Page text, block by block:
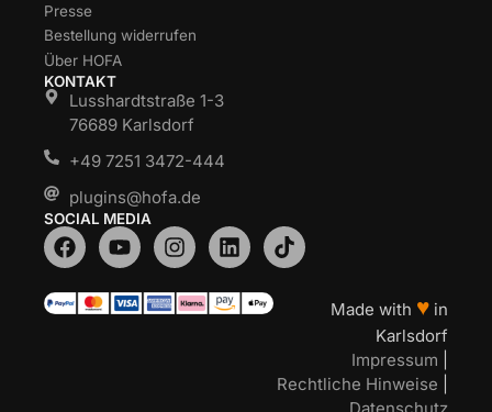
Presse
Bestellung widerrufen
Über HOFA
KONTAKT
Lusshardtstraße 1-3
76689 Karlsdorf
+49 7251 3472-444
plugins@hofa.de
SOCIAL MEDIA
Made with ♥ in
Karlsdorf
Impressum
Rechtliche Hinweise